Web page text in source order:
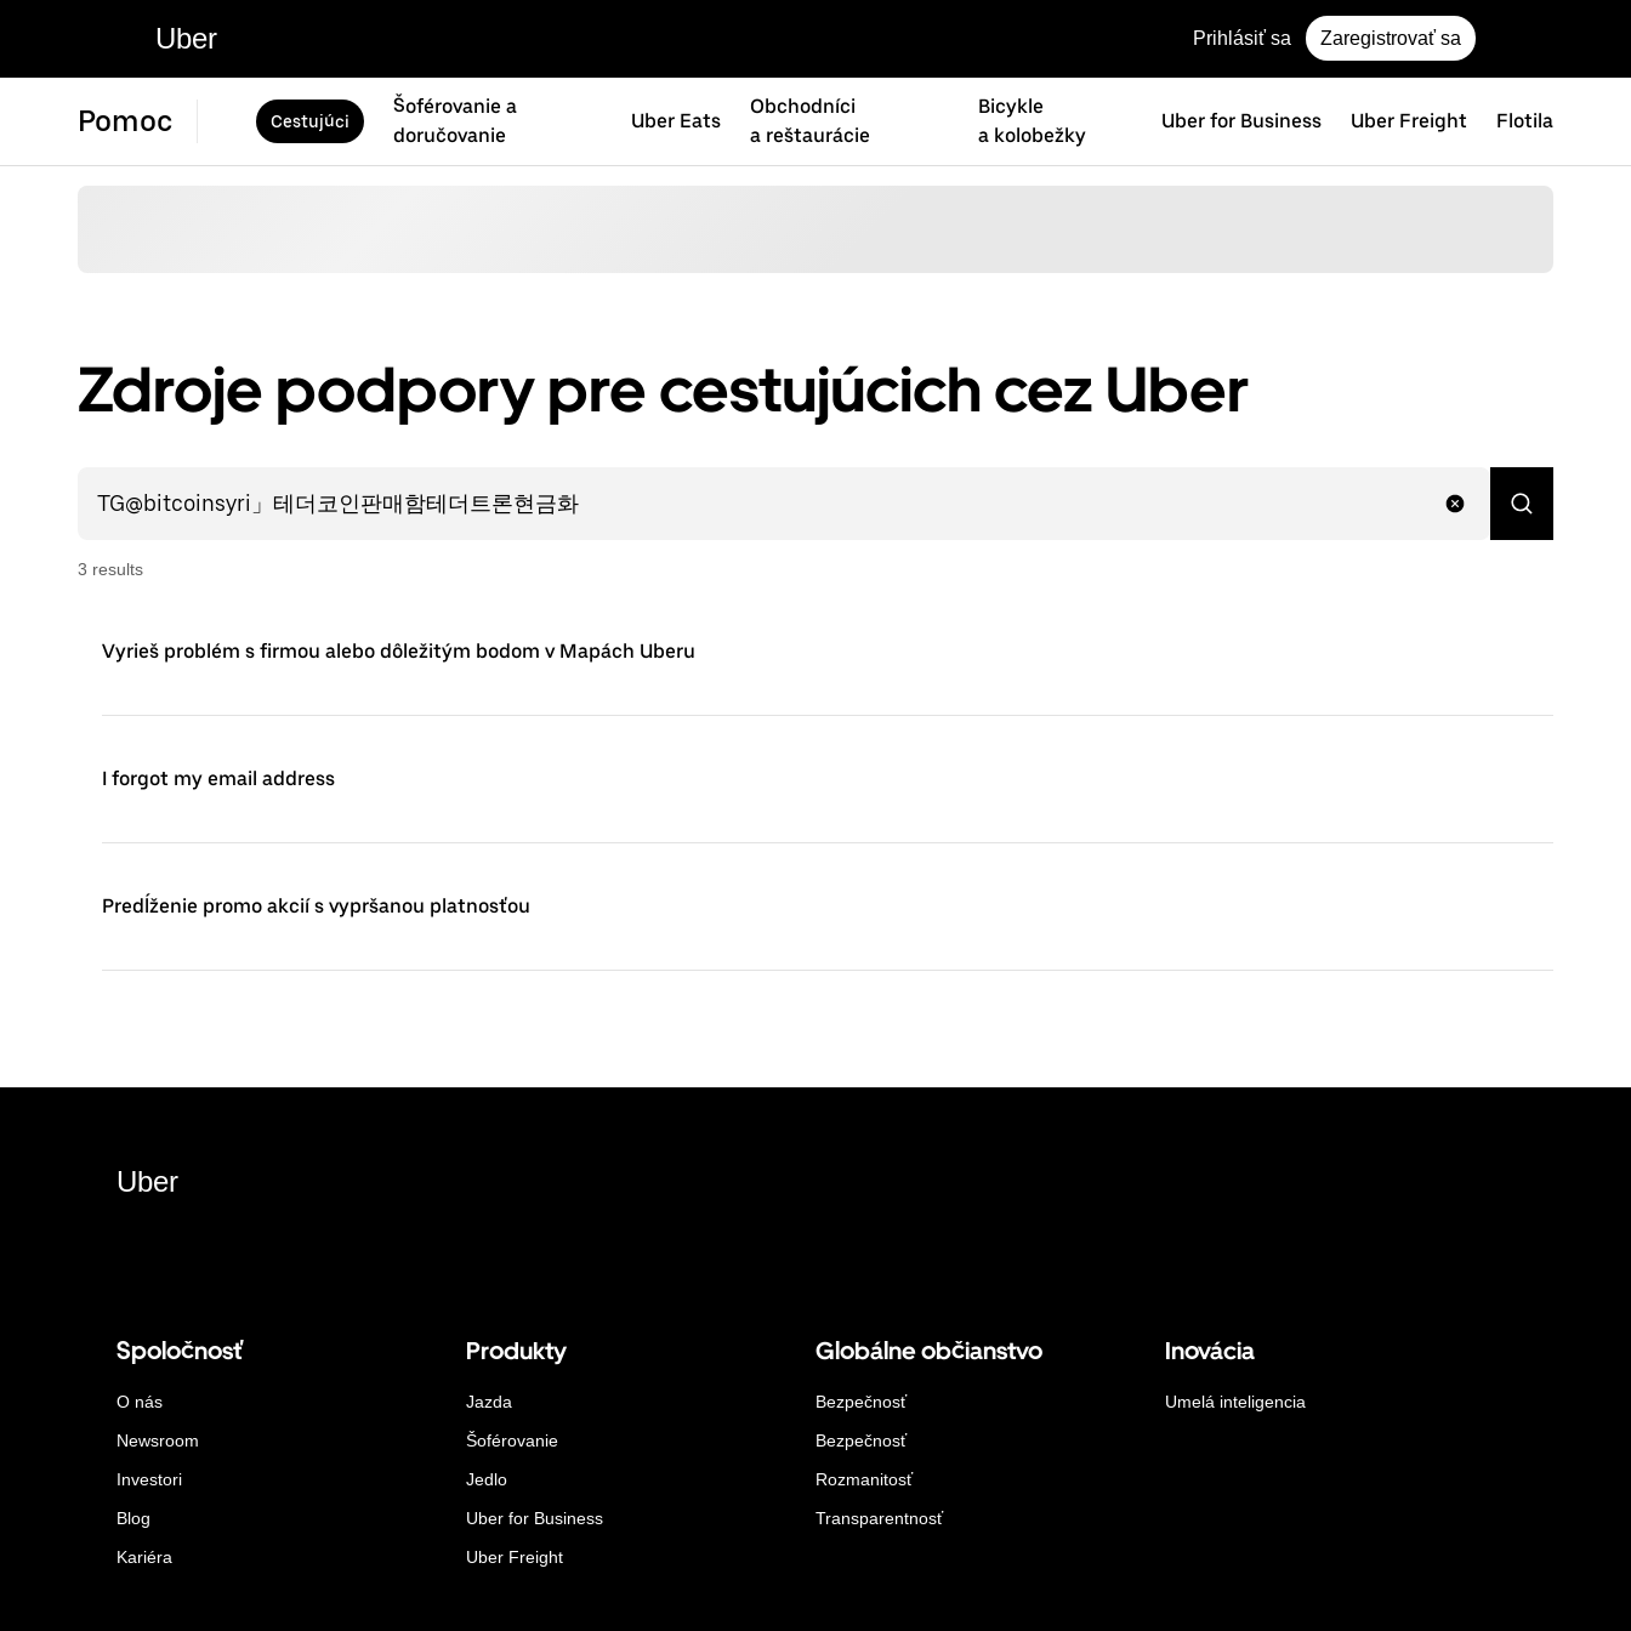
Uber Prihlásiť sa Zaregistrovať sa
Pomoc Cestujúci
Šoférovanie a
doručovanie
Uber Eats
Obchodníci
a reštaurácie
Bicykle
a kolobežky
Uber for Business Uber Freight Flotila
Zdroje podpory pre cestujúcich cez Uber
3 results
Vyrieš problém s firmou alebo dôležitým bodom v Mapách Uberu
I forgot my email address
Predĺženie promo akcií s vypršanou platnosťou
Uber
Spoločnosť
O nás
Newsroom
Investori
Blog
Kariéra
Produkty
Jazda
Šoférovanie
Jedlo
Uber for Business
Uber Freight
Globálne občianstvo
Bezpečnosť
Bezpečnosť
Rozmanitosť
Transparentnosť
Inovácia
Umelá inteligencia